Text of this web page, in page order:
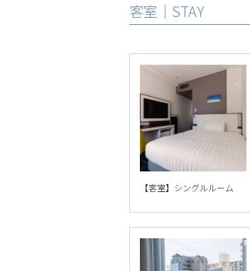
客室｜STAY
【客室】シングルルーム